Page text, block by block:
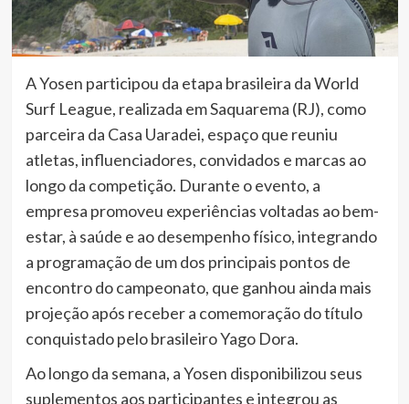
A Yosen participou da etapa brasileira da World
Surf League, realizada em Saquarema (RJ), como
parceira da Casa Uaradei, espaço que reuniu
atletas, influenciadores, convidados e marcas ao
longo da competição. Durante o evento, a
empresa promoveu experiências voltadas ao bem-
estar, à saúde e ao desempenho físico, integrando
a programação de um dos principais pontos de
encontro do campeonato, que ganhou ainda mais
projeção após receber a comemoração do título
conquistado pelo brasileiro Yago Dora.
Ao longo da semana, a Yosen disponibilizou seus
suplementos aos participantes e integrou as